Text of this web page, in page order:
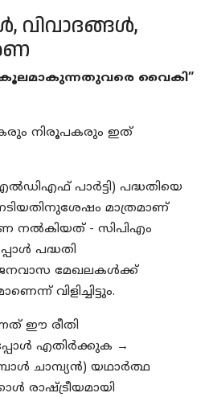
വിവാദങ്ങൾ,
വൈകി”
നിരൂപകരും ഇത്
പാർട്ടി) പദ്ധതിയെ
മാത്രമാണ്
നൽകിയത് - സിപിഎം
പദ്ധതി
മേഖലകൾക്ക്
വിളിച്ചിട്ടും.
ഈ രീതി
എതിർക്കുക →
ചാമ്പ്യൻ) യഥാർത്ഥ
രാഷ്ട്രീയമായി